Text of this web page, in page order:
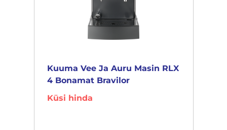
Kuuma Vee Ja Auru Masin RLX
4 Bonamat Bravilor
Küsi hinda